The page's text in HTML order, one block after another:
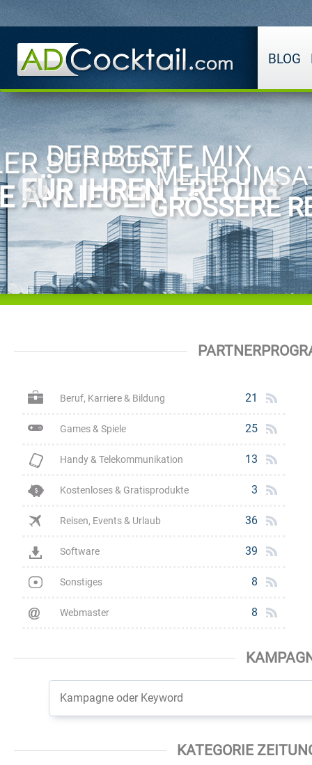
SUPPORT
ANLIEGEN
DER BESTE MIX
FÜR IHREN ERFOLG
MEHR
GRÖSSERE
BLOG
Beruf, Karriere & Bildung 21
Games & Spiele 25
Handy & Telekommunikation 13
Kostenloses & Gratisprodukte 3
Reisen, Events & Urlaub 36
Software 39
Sonstiges 8
Webmaster 8
KATEGORIE